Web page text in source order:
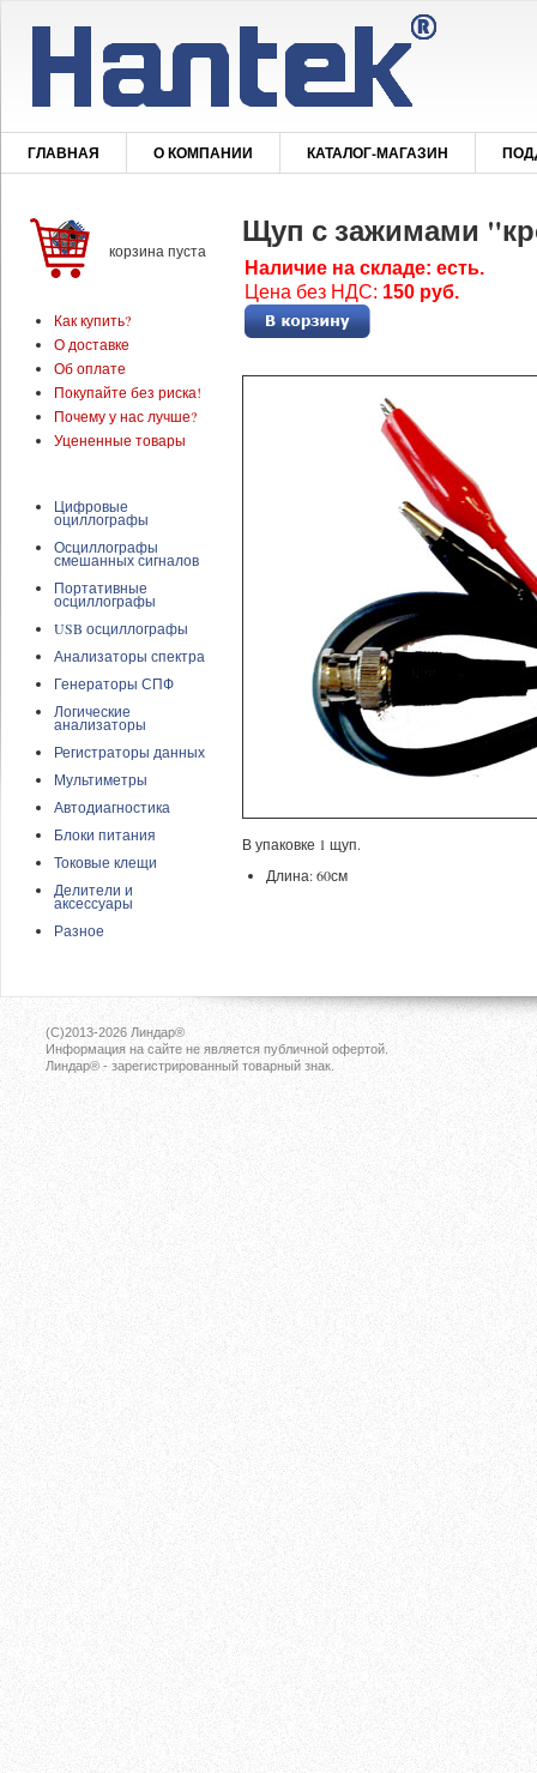
ГЛАВНАЯ О КОМПАНИИ КАТАЛОГ-МАГАЗИН
корзина пуста
Как купить?
О доставке
Об оплате
Покупайте без риска!
Почему у нас лучше?
Уцененные товары
Цифровые
оциллографы
Осциллографы
смешанных сигналов
Портативные
осциллографы
USB осциллографы
Анализаторы спектра
Генераторы СПФ
Логические
анализаторы
Регистраторы данных
Мультиметры
Автодиагностика
Блоки питания
Токовые клещи
Делители и
аксессуары
Разное
Щуп с зажимами
Наличие на складе: есть.
Цена без НДС: 150 руб.
В упаковке 1 щуп.
Длина: 60см
(C)2013-2026 Линдар®
Информация на сайте не является публичной офертой.
Линдар® - зарегистрированный товарный знак.